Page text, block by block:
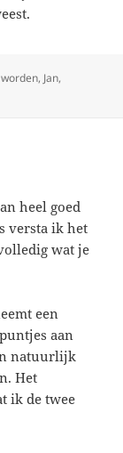
, Jan,
heel goed
versta ik het
wat je
een
aan
natuurlijk
Het
ik de twee